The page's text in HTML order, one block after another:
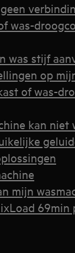
was-
was stijf
op
of was-
kan niet
mijn
69min